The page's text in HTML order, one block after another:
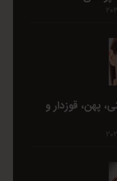
پهن، قوزدار و